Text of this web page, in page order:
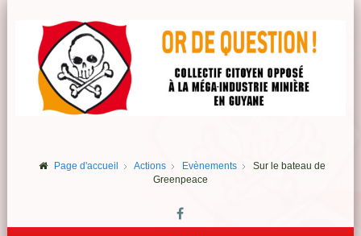
Page d'accueil Actions Evènements
Sur le bateau de
Greenpeace